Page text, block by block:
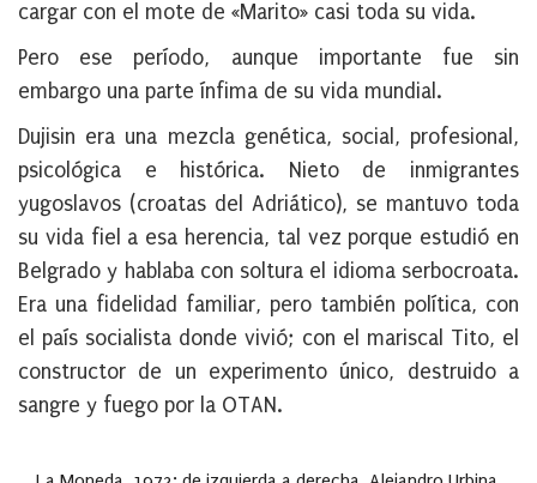
cargar con el mote de «Marito» casi toda su vida.
Pero ese período, aunque importante fue sin
embargo una parte ínfima de su vida mundial.
Dujisin era una mezcla genética, social, profesional,
psicológica e histórica. Nieto de inmigrantes
yugoslavos (croatas del Adriático), se mantuvo toda
su vida fiel a esa herencia, tal vez porque estudió en
Belgrado y hablaba con soltura el idioma serbocroata.
Era una fidelidad familiar, pero también política, con
el país socialista donde vivió; con el mariscal Tito, el
constructor de un experimento único, destruido a
sangre y fuego por la OTAN.